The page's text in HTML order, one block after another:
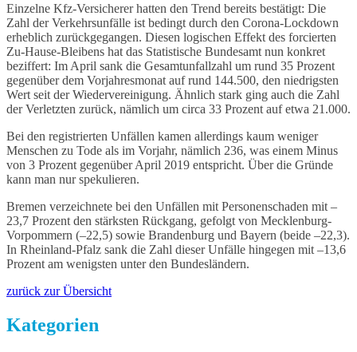
Einzelne Kfz-Versicherer hatten den Trend bereits bestätigt: Die
Zahl der Verkehrsunfälle ist bedingt durch den Corona-Lockdown
erheblich zurückgegangen. Diesen logischen Effekt des forcierten
Zu-Hause-Bleibens hat das Statistische Bundesamt nun konkret
beziffert: Im April sank die Gesamtunfallzahl um rund 35 Prozent
gegenüber dem Vorjahresmonat auf rund 144.500, den niedrigsten
Wert seit der Wiedervereinigung. Ähnlich stark ging auch die Zahl
der Verletzten zurück, nämlich um circa 33 Prozent auf etwa 21.000.
Bei den registrierten Unfällen kamen allerdings kaum weniger
Menschen zu Tode als im Vorjahr, nämlich 236, was einem Minus
von 3 Prozent gegenüber April 2019 entspricht. Über die Gründe
kann man nur spekulieren.
Bremen verzeichnete bei den Unfällen mit Personenschaden mit –
23,7 Prozent den stärksten Rückgang, gefolgt von Mecklenburg-
Vorpommern (–22,5) sowie Brandenburg und Bayern (beide –22,3).
In Rheinland-Pfalz sank die Zahl dieser Unfälle hingegen mit –13,6
Prozent am wenigsten unter den Bundesländern.
zurück zur Übersicht
Kategorien